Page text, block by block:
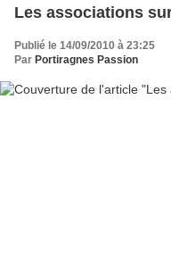
Les associations
Publié le 14/09/2010 à 23:25
Par Portiragnes Passion